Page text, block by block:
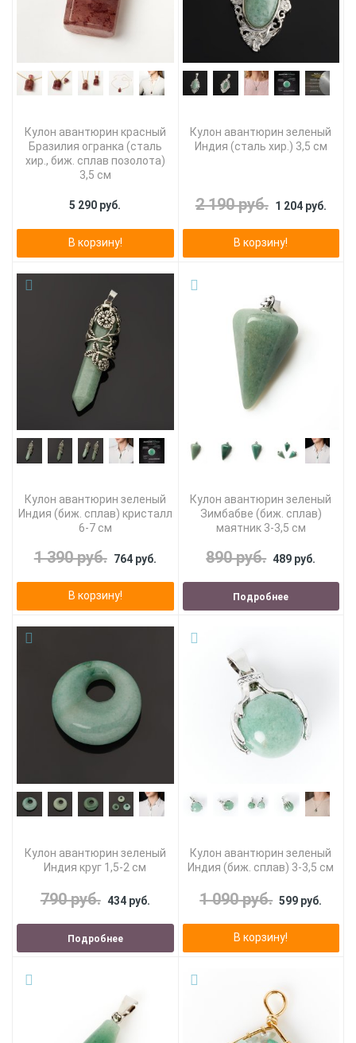
Кулон авантюрин красный
Бразилия огранка (сталь
хир., биж. сплав позолота)
3,5 см
5 290 руб.
В корзину!
Кулон авантюрин зеленый
Индия (сталь хир.) 3,5 см
2 190 руб. 1 204 руб.
В корзину!
Кулон авантюрин зеленый
Индия (биж. сплав) кристалл
6-7 см
1 390 руб. 764 руб.
В корзину!
Кулон авантюрин зеленый
Зимбабве (биж. сплав)
маятник 3-3,5 см
890 руб. 489 руб.
Подробнее
Кулон авантюрин зеленый
Индия круг 1,5-2 см
790 руб. 434 руб.
Подробнее
Кулон авантюрин зеленый
Индия (биж. сплав) 3-3,5 см
1 090 руб. 599 руб.
В корзину!